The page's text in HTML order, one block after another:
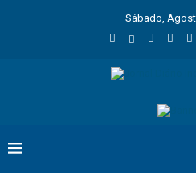
Sábado,